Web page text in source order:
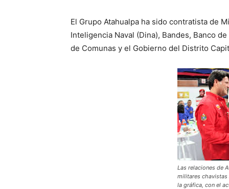
El Grupo Atahualpa ha sido contratista de
Inteligencia Naval (Dina), Bandes, Banco
de Comunas y el Gobierno del Distrito
Las relaciones de
militares chavistas
la gráfica, con el